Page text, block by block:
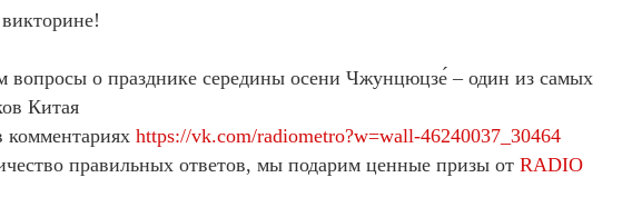
о празднике середины осени Чжунцюцзе́ – один из самых
Китая
https://vk.com/radiometro?w=wall-46240037_30464
правильных ответов, мы подарим ценные призы от RADIO